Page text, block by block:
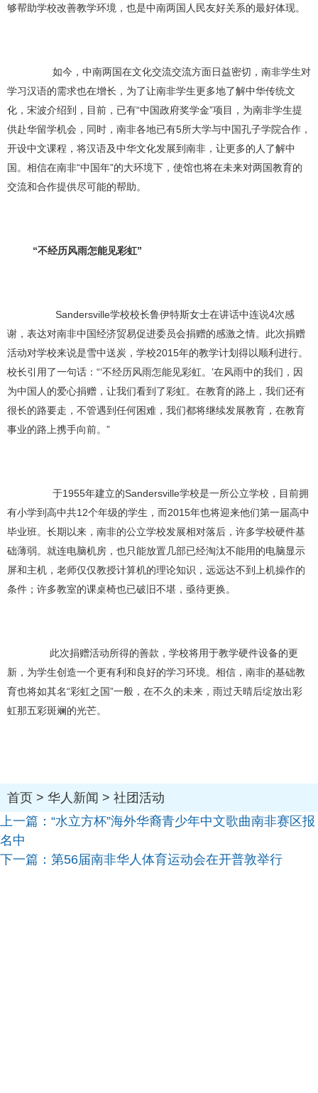
够帮助学校改善教学环境，也是中南两国人民友好关系的最好体现。
如今，中南两国在文化交流交流方面日益密切，南非学生对
学习汉语的需求也在增长，为了让南非学生更多地了解中华传统文
化，宋波介绍到，目前，已有“中国政府奖学金”项目，为南非学生提
供赴华留学机会，同时，南非各地已有5所大学与中国孔子学院合作，
开设中文课程，将汉语及中华文化发展到南非，让更多的人了解中
国。相信在南非“中国年”的大环境下，使馆也将在未来对两国教育的
交流和合作提供尽可能的帮助。
“不经历风雨怎能见彩虹”
Sandersville学校校长鲁伊特斯女士在讲话中连说4次感
谢，表达对南非中国经济贸易促进委员会捐赠的感激之情。此次捐赠
活动对学校来说是雪中送炭，学校2015年的教学计划得以顺利进行。
校长引用了一句话：“‘不经历风雨怎能见彩虹。’在风雨中的我们，因
为中国人的爱心捐赠，让我们看到了彩虹。在教育的路上，我们还有
很长的路要走，不管遇到任何困难，我们都将继续发展教育，在教育
事业的路上携手向前。”
于1955年建立的Sandersville学校是一所公立学校，目前拥
有小学到高中共12个年级的学生，而2015年也将迎来他们第一届高中
毕业班。长期以来，南非的公立学校发展相对落后，许多学校硬件基
础薄弱。就连电脑机房，也只能放置几部已经淘汰不能用的电脑显示
屏和主机，老师仅仅教授计算机的理论知识，远远达不到上机操作的
条件；许多教室的课桌椅也已破旧不堪，亟待更换。
此次捐赠活动所得的善款，学校将用于教学硬件设备的更
新，为学生创造一个更有利和良好的学习环境。相信，南非的基础教
育也将如其名“彩虹之国”一般，在不久的未来，雨过天晴后绽放出彩
虹那五彩斑斓的光芒。
首页 > 华人新闻 > 社团活动
上一篇： “水立方杯”海外华裔青少年中文歌曲南非赛区报
名中
下一篇： 第56届南非华人体育运动会在开普敦举行